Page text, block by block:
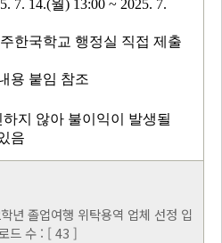
7. 14.(월) 13:00 ~ 2025. 7.
한국학교 행정실 직접 제출
용 붙임 참조
지 않아 불이익이 발생될
음
년 졸업여행 위탁용역 업체 선정 입
드 수 : [ 43 ]